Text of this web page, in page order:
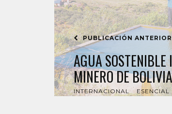
PUBLICACIÓN ANTERIOR
AGUA SOSTENIBLE
MINERO DE BOLIVIA
INTERNACIONAL ESENCIAL